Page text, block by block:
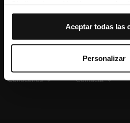
que todas estas cookies se
tipología de cookies permite
instalen o no las cookies de esa
Una vez que hayas marcado tus
hacer clic en “Seleccionar y
previamente. Te sugerimos que
de personalización, porque
opciones de navegación (como el
Aceptar todas las
Personalizar
Conócenos Contacta